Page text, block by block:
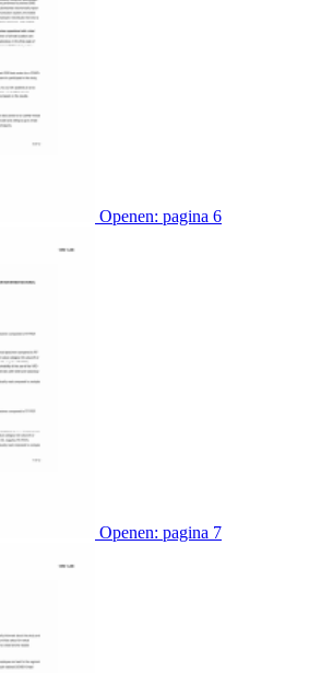
Openen: pagina 6
Openen: pagina 7